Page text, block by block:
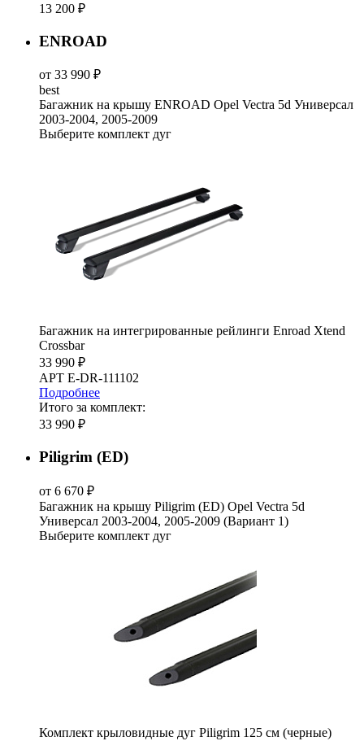
13 200 ₽
ENROAD
от 33 990 ₽
best
Багажник на крышу ENROAD Opel Vectra 5d Универсал
2003-2004, 2005-2009
Выберите комплект дуг
Багажник на интегрированные рейлинги Enroad Xtend
Crossbar
33 990 ₽
АРТ E-DR-111102
Подробнее
Итого за комплект:
33 990 ₽
Piligrim (ED)
от 6 670 ₽
Багажник на крышу Piligrim (ED) Opel Vectra 5d
Универсал 2003-2004, 2005-2009 (Вариант 1)
Выберите комплект дуг
Комплект крыловидные дуг Piligrim 125 см (черные)